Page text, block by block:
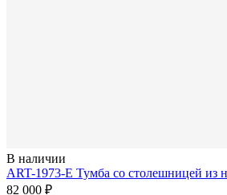
В наличии
ART-1973-E Тумба со столешницей из
82 000 ₽